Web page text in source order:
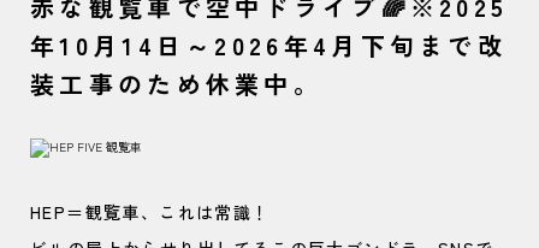
年10月14日～2026年4月下旬まで改
装工事のため休業中。
HEP＝観覧車、これは常識！